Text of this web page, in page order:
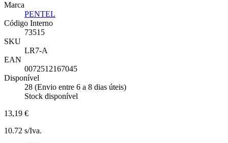
Marca
PENTEL
Código Interno
73515
SKU
LR7-A
EAN
0072512167045
Disponível
28 (Envio entre 6 a 8 dias úteis)
Stock disponível
13,19 €
10.72 s/Iva.